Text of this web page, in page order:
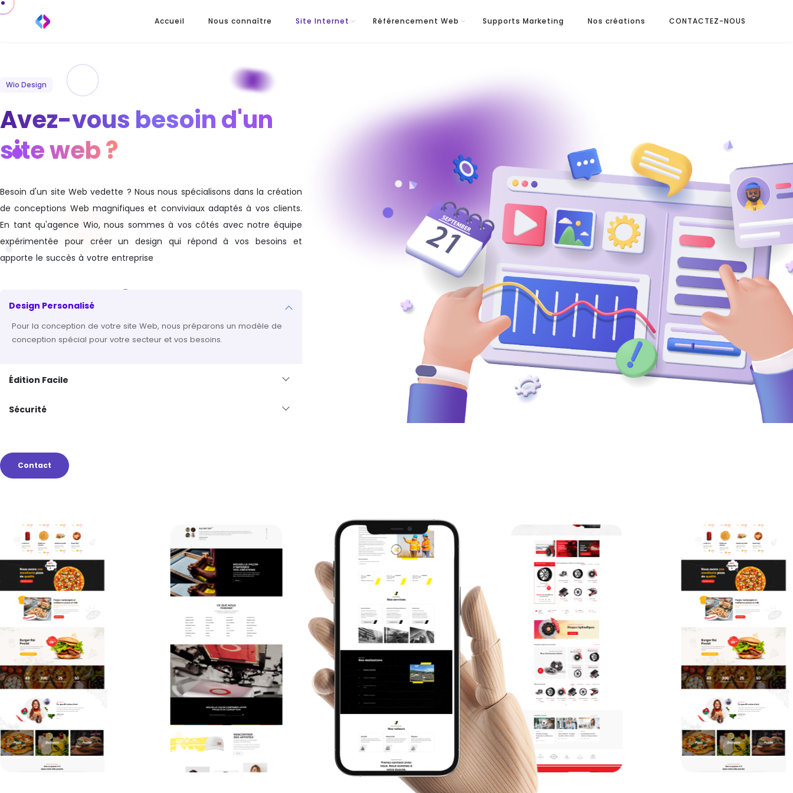
Accueil Nous connaître Site Internet Référencement Web Supports Marketing Nos créations CONTACTEZ-NOUS
Wio Design
Avez-vous besoin d'un
site web ?
Besoin d'un site Web vedette ? Nous nous spécialisons dans la création
de conceptions Web magnifiques et conviviaux adaptés à vos clients.
En tant qu'agence Wio, nous sommes à vos côtés avec notre équipe
expérimentée pour créer un design qui répond à vos besoins et
apporte le succès à votre entreprise
Design Personalisé
Pour la conception de votre site Web, nous préparons un modèle de
conception spécial pour votre secteur et vos besoins.
Édition Facile
Sécurité
Contact